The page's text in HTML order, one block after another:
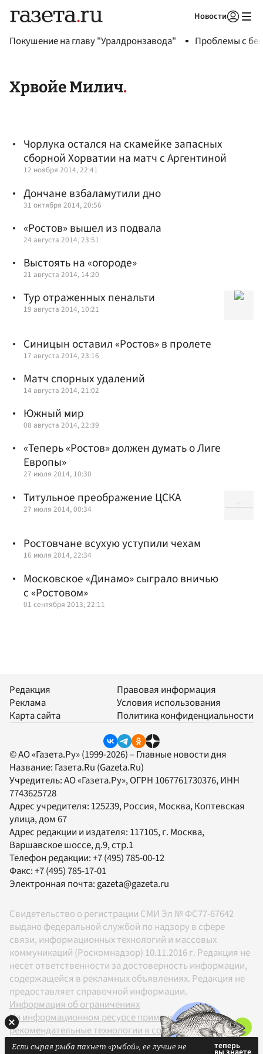
Новости
Покушение на главу "Уралдронзавода" Проблемы с
Хрвойе Милич
Чорлука остался на скамейке запасных
сборной Хорватии на матч с Аргентиной
12 ноября 2014, 22:41
Дончане взбаламутили дно
31 октября 2014, 20:56
«Ростов» вышел из подвала
24 августа 2014, 23:51
Выстоять на «огороде»
21 августа 2014, 14:20
Тур отраженных пенальти
19 августа 2014, 10:21
Синицын оставил «Ростов» в пролете
17 августа 2014, 23:16
Матч спорных удалений
14 августа 2014, 21:02
Южный мир
08 августа 2014, 22:39
«Теперь «Ростов» должен думать о Лиге
Европы»
27 июля 2014, 10:30
Титульное преображение ЦСКА
27 июля 2014, 00:34
Ростовчане всухую уступили чехам
16 июля 2014, 22:34
Московское «Динамо» сыграло вничью
с «Ростовом»
01 сентября 2013, 22:11
Редакция
Реклама
Карта сайта
Правовая информация
Условия использования
Политика конфиденциальности
© АО «Газета.Ру» (1999-2026) – Главные новости дня
Название: Газета.Ru (Gazeta.Ru)
Учредитель:АО «Газета.Ру», ОГРН 1067761730376, ИНН
7743625728
Адрес учредителя: 125239, Россия, Москва, Коптевская
улица, дом 67
Адрес редакции и издателя: 117105, г. Москва,
Варшавское шоссе, д.9, стр.1
Телефон редакции:+7 (495) 785-00-12
Факс:+7 (495) 785-17-01
Электронная почта:gazeta@gazeta.ru
Свидетельство о регистрации СМИ Эл № ФС77-67642
выдано федеральной службой по надзору в сфере
связи, информационных технологий и массовых
коммуникаций (Роскомнадзор) 10.11.2016 г. Редакция не
несет ответственности за достоверность информации,
содержащейся в рекламных объявлениях. Редакция не
предоставляет справочной информации.
Информация об ограничениях
На информационном ресурсе применяются
рекомендательные технологии в соответствии с
Правилами
Если сырая рыба пахнет «рыбой», ее лучше не